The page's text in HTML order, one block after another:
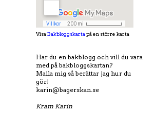
Visa Bakbloggskarta på en större karta
Har du en bakblogg och vill du vara
med på bakbloggskartan?
Maila mig så berättar jag hur du
gör!
karin@bagerskan.se
Kram Karin